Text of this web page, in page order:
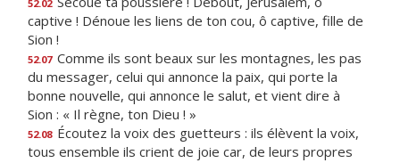
52.02
captive ! Dénoue les liens de ton cou, ô captive, fille de
Sion !
52.07 Comme ils sont beaux sur les montagnes, les pas
du messager, celui qui annonce la paix, qui porte la
bonne nouvelle, qui annonce le salut, et vient dire à
Sion : « Il règne, ton Dieu ! »
52.08 Écoutez la voix des guetteurs : ils élèvent la voix,
tous ensemble ils crient de joie car, de leurs propres